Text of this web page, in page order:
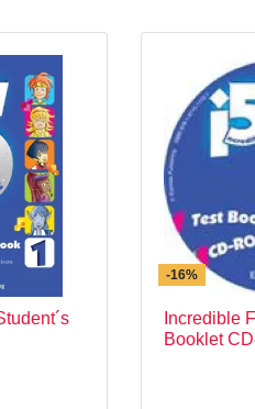
Grammarway
Learners
Plus
-16%
Incredible
Booklet